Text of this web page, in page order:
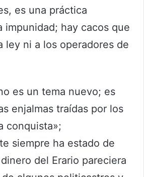
es una práctica
impunidad; hay cacos que
ley ni a los operadores de
es un tema nuevo; es
enjalmas traídas por los
conquista»;
siempre ha estado de
del Erario pareciera